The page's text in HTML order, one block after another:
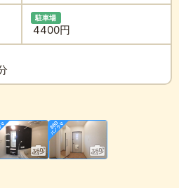
駐車場
4400円